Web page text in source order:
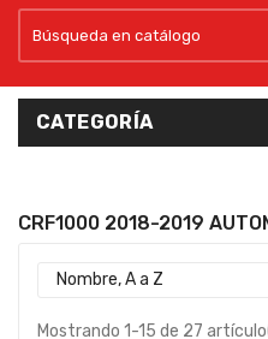
CATEGORÍA
CRF1000 2018-2019
Nombre, A a Z
Mostrando 1-15 de 27